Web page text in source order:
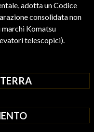
adotta un Codice
consolidata non
marchi Komatsu
telescopici).